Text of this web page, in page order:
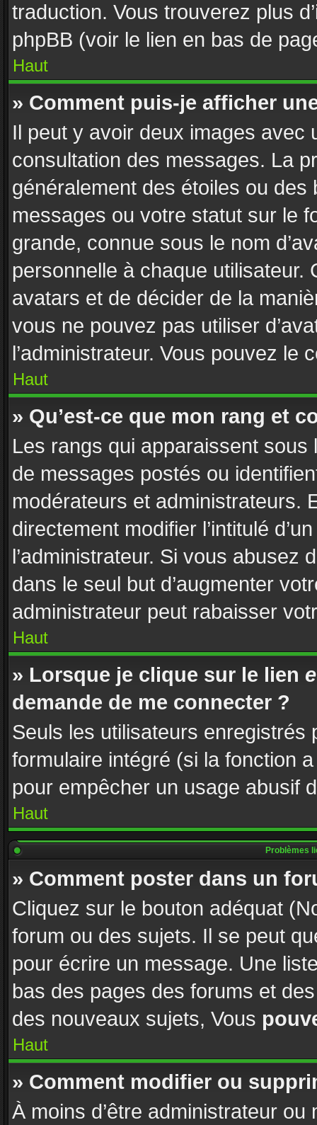
traduction. Vous trouverez plus
phpBB (voir le lien en bas de
Haut
» Comment puis-je afficher
Il peut y avoir deux images avec
consultation des messages. La
généralement des étoiles ou
messages ou votre statut sur le
grande, connue sous le nom
personnelle à chaque utilisateur.
avatars et de décider de la
vous ne pouvez pas utiliser
l’administrateur. Vous pouvez le
Haut
» Qu’est-ce que mon rang et
Les rangs qui apparaissent sous
de messages postés ou
modérateurs et administrateurs.
directement modifier l’intitulé
l’administrateur. Si vous abusez
dans le seul but d’augmenter
administrateur peut rabaisser
Haut
» Lorsque je clique sur le lien
demande de me connecter ?
Seuls les utilisateurs enregistrés
formulaire intégré (si la fonction
pour empêcher un usage abusif
Haut
Problèmes
» Comment poster dans un
Cliquez sur le bouton adéquat
forum ou des sujets. Il se peut
pour écrire un message. Une
bas des pages des forums et
des nouveaux sujets, Vous
Haut
» Comment modifier ou
À moins d’être administrateur